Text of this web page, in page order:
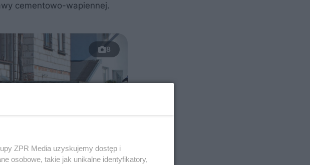
cementowo-wapiennej.
8
ZPR Media uzyskujemy dostęp i
osobowe, takie jak unikalne identyfikatory,